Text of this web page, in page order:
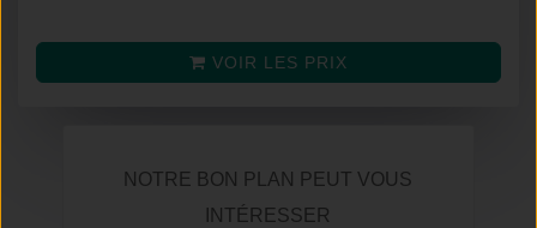
VOIR LES PRIX
NOTRE BON PLAN PEUT VOUS
INTÉRESSER